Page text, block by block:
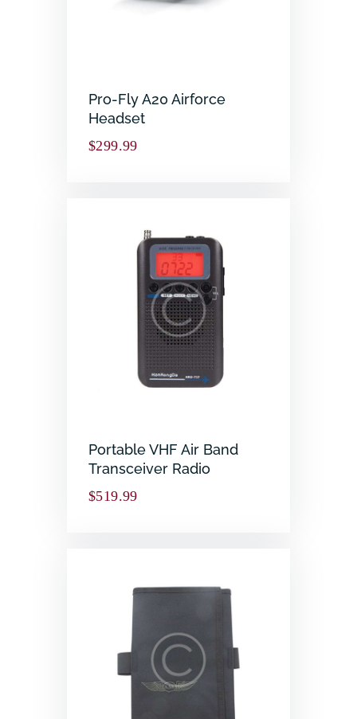
Pro-Fly A20 Airforce
Headset
$299.99
Portable VHF Air Band
Transceiver Radio
$519.99